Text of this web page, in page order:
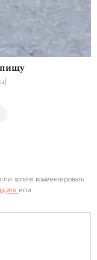
хотите комментировать
или